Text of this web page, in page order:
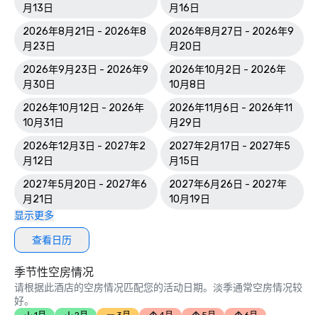
月13日
月16日
2026年8月21日 - 2026年8
月23日
2026年8月27日 - 2026年9
月20日
2026年9月23日 - 2026年9
月30日
2026年10月2日 - 2026年
10月8日
2026年10月12日 - 2026年
10月31日
2026年11月6日 - 2026年11
月29日
2026年12月3日 - 2027年2
月12日
2027年2月17日 - 2027年5
月15日
2027年5月20日 - 2027年6
月21日
2027年6月26日 - 2027年
10月19日
显示更多
查看日历
季节性空房情况
请根据此酒店的空房情况匹配您的活动日期。淡季通常空房情况较
好。